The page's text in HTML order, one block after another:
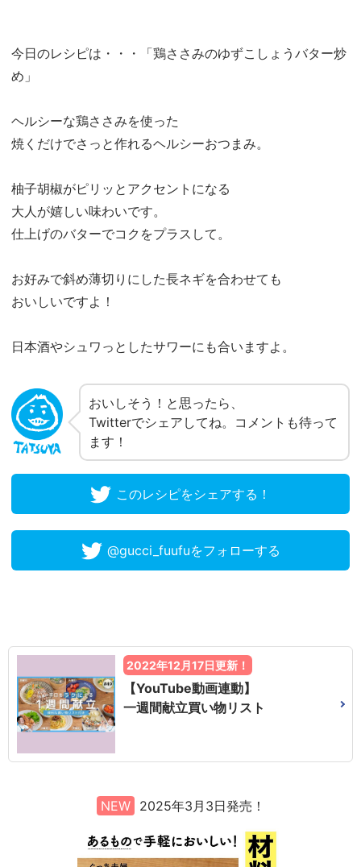
今日のレシピは・・・「鶏ささみのゆずこしょうバター炒
め」
ヘルシーな鶏ささみを使った
焼くだけでさっと作れるヘルシーおつまみ。
柚子胡椒がピリッとアクセントになる
大人が嬉しい味わいです。
仕上げのバターでコクをプラスして。
お好みで斜め薄切りにした長ネギを合わせても
おいしいですよ！
日本酒やシュワっとしたサワーにも合いますよ。
おいしそう！と思ったら、
Twitterでシェアしてね。コメントも待って
ます！
このレシピをシェアする！
@gucci_fuufuをフォローする
2022年12月17日更新！
【YouTube動画連動】
一週間献立買い物リスト
NEW 2025年3月3日発売！